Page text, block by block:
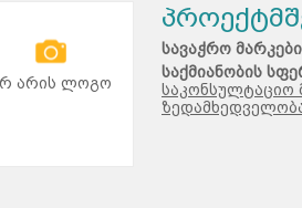
არის ლოგო
სავაჭრო
საქმიანობის
საკონსულტაციო